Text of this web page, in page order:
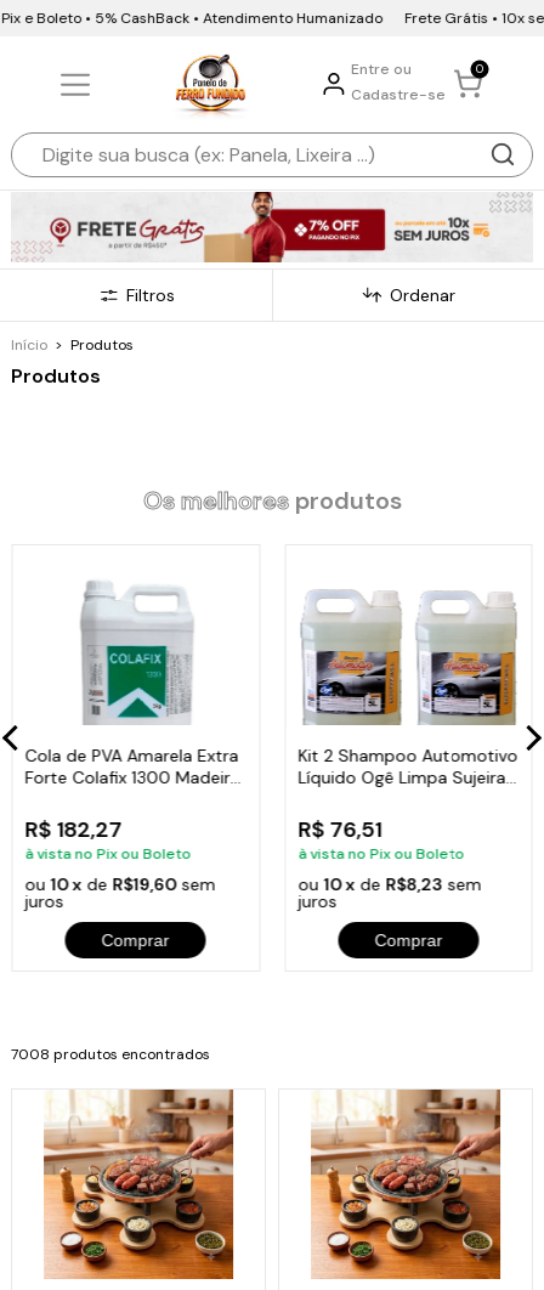
• 5% CashBack • Atendimento Humanizado Frete Grátis • 10x sem juros •
Entre ou
Cadastre-se
0
Filtros Ordenar
Início > Produtos
Produtos
Os melhoresprodutos
Cola de PVA Amarela Extra
Forte Colafix 1300 Madeira
R$ 182,27
à vista no Pix ou Boleto
ou10 x de R$19,60sem
juros
Comprar
Kit 2 Shampoo Automotivo
Líquido Ogê Limpa Sujeira
R$ 76,51
à vista no Pix ou Boleto
ou 10 x de R$8,23 sem
juros
Comprar
7008 produtos encontrados